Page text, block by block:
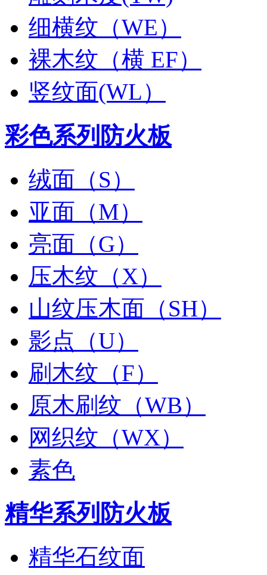
细横纹（WE）
裸木纹（横 EF）
竖纹面(WL）
彩色系列防火板
绒面（S）
亚面（M）
亮面（G）
压木纹（X）
山纹压木面（SH）
影点（U）
刷木纹（F）
原木刷纹（WB）
网织纹（WX）
素色
精华系列防火板
精华石纹面